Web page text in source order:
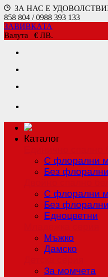
ЗА НАС Е
858 804 / 0988 393 133
ЗАВИВКАТА
Валута € ЛВ.
Каталог
С флорални
Без
С флорални
Без
Едноцветни
Мъжко
Дамско
За момчета